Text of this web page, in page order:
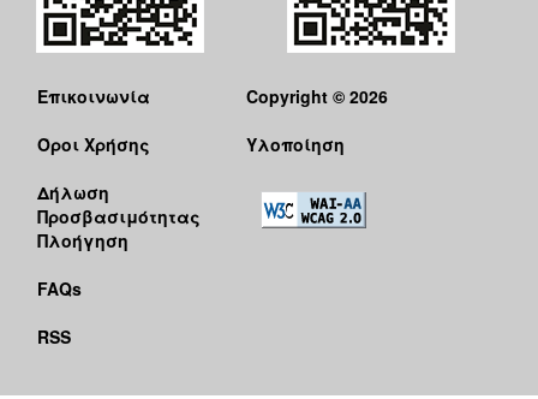
Επικοινωνία
Όροι Χρήσης
Δήλωση
Προσβασιμότητας
Πλοήγηση
FAQs
RSS
Copyright © 2026
Υλοποίηση